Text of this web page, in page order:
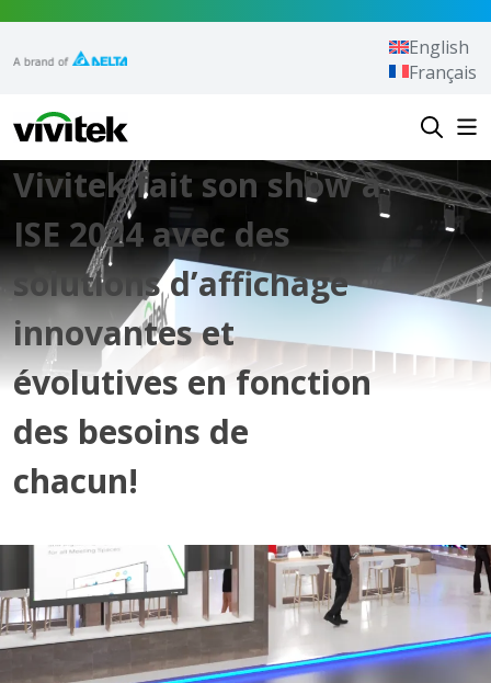
Vivitek
English
Français
Vivitek fait son show à
ISE 2024 avec des
solutions d’affichage
innovantes et
évolutives en fonction
des besoins de
chacun!